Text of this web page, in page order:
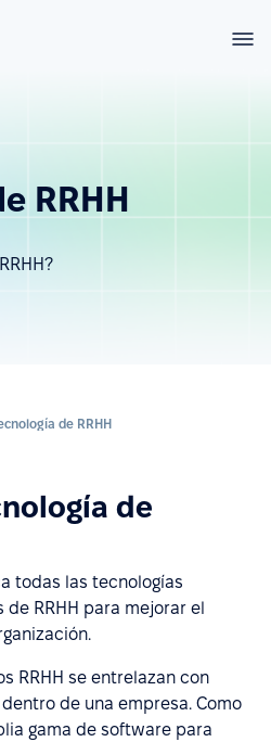
RRHH
de RRHH
de
todas las tecnologías
RRHH para mejorar el
RRHH se entrelazan con
de una empresa. Como
gama de software para